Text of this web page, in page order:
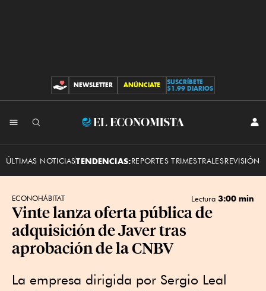
CONTRIBUCIONES
NEWSLETTER ANÚNCIATE
SUSCRÍBETE
$1.99 DIARIOS
El
ÚLTIMAS NOTICIASTENDENCIAS:REPORTES TRIMESTRALESREVISIÓN
ECONOHÁBITAT Lectura 3:00 min
Vinte lanza oferta pública de
adquisición de Javer tras
aprobación de la CNBV
La empresa dirigida por Sergio Leal